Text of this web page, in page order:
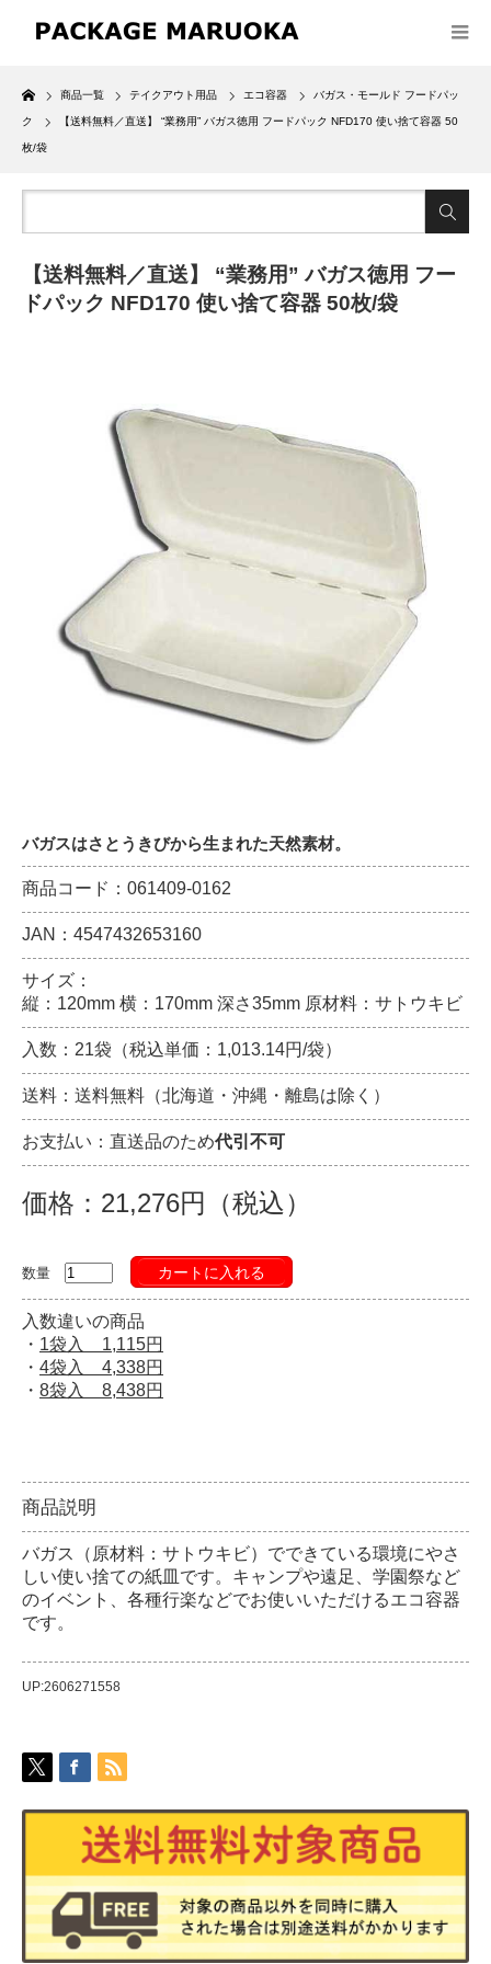
Home
商品一覧 テイクアウト用品 エコ容器 バガス・モールド フードパッ
ク 【送料無料／直送】 “業務用” バガス徳用 フードパック NFD170 使い捨て容器 50
枚/袋
【送料無料／直送】 “業務用” バガス徳用 フー
ドパック NFD170 使い捨て容器 50枚/袋
バガスはさとうきびから生まれた天然素材。
商品コード：061409-0162
JAN：4547432653160
サイズ：
縦：120mm 横：170mm 深さ35mm 原材料：サトウキビ
入数：21袋（税込単価：1,013.14円/袋）
送料：送料無料（北海道・沖縄・離島は除く）
お支払い：直送品のため代引不可
価格：21,276円（税込）
数量 カートに入れる
入数違いの商品
・ 1袋入 1,115円
・ 4袋入 4,338円
・ 8袋入 8,438円
商品説明
バガス（原材料：サトウキビ）でできている環境にやさ
しい使い捨ての紙皿です。キャンプや遠足、学園祭など
のイベント、各種行楽などでお使いいただけるエコ容器
です。
UP:2606271558